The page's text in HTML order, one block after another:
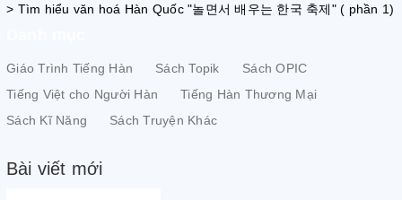
> Tìm hiểu văn hoá Hàn Quốc "놀면서 배우는 한국 축제" ( phần 1)
Giáo Trình Tiếng Hàn Sách Topik
Sách OPIC
Tiếng Việt cho Người Hàn
Tiếng Hàn Thương Mại
Sách Kĩ Năng
Sách Truyện Khác
Bài viết mới